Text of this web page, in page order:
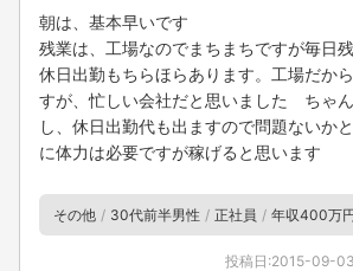
朝は、基本早いです
残業は、工場なのでまちまちですが毎日
休日出勤もちらほらあります。工場だか
すが、忙しい会社だと思いました ちゃ
し、休日出勤代も出ますので問題ないか
に体力は必要ですが稼げると思います
その他 30代前半男性 正社員 年収400万
投稿日:2015-09-03